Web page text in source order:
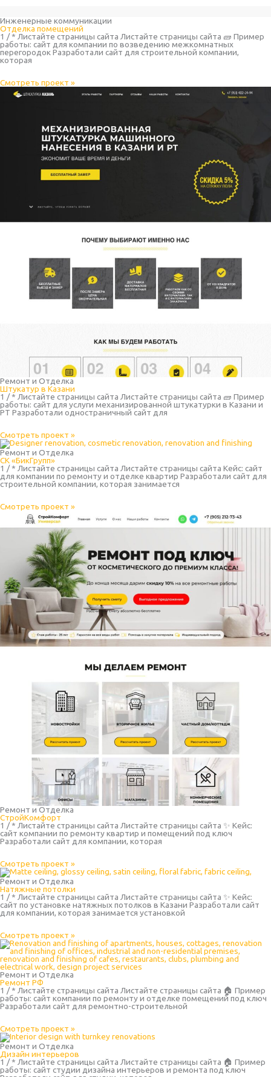
Инженерные коммуникации
Отделка помещений
1 / * Листайте страницы сайта Листайте страницы сайта 🧱 Пример
работы: сайт для компании по возведению межкомнатных
перегородок Разработали сайт для строительной компании,
которая
Смотреть проект »
Ремонт и Отделка
Штукатур в Казани
1 / * Листайте страницы сайта Листайте страницы сайта 🧱 Пример
работы: сайт для услуги механизированной штукатурки в Казани и
РТ Разработали одностраничный сайт для
Смотреть проект »
Ремонт и Отделка
СК «БикГрупп»
1 / * Листайте страницы сайта Листайте страницы сайта Кейс: сайт
для компании по ремонту и отделке квартир Разработали сайт для
строительной компании, которая занимается
Смотреть проект »
Ремонт и Отделка
СтройКомфорт
1 / * Листайте страницы сайта Листайте страницы сайта ✨ Кейс:
сайт компании по ремонту квартир и помещений под ключ
Разработали сайт для компании, которая
Смотреть проект »
Ремонт и Отделка
Натяжные потолки
1 / * Листайте страницы сайта Листайте страницы сайта ✨ Кейс:
сайт по установке натяжных потолков в Казани Разработали сайт
для компании, которая занимается установкой
Смотреть проект »
Ремонт и Отделка
Ремонт РФ
1 / * Листайте страницы сайта Листайте страницы сайта 🏠 Пример
работы: сайт компании по ремонту и отделке помещений под ключ
Разработали сайт для ремонтно-строительной
Смотреть проект »
Ремонт и Отделка
Дизайн интерьеров
1 / * Листайте страницы сайта Листайте страницы сайта 🏠 Пример
работы: сайт студии дизайна интерьеров и ремонта под ключ